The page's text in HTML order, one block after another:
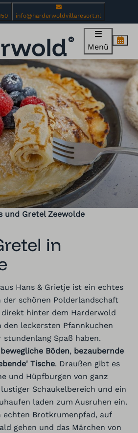
info@harderwoldvillaresort.nl
Menü
und Gretel Zeewolde
in
Hans & Grietje ist ein echtes
der schönen Polderlandschaft
hinter dem Harderwold
den leckersten Pfannkuchen
Spaß haben.
bewegliche Böden, bezaubernde
Tische. Draußen gibt es
und Hüpfburgen von ganz
Schaukelbereich und ein
laden zum Ausruhen ein.
echten Brotkrumenpfad, auf
gehen und das Märchen von